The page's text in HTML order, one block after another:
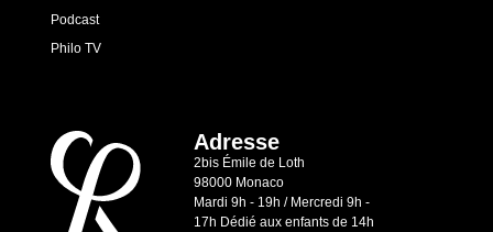
Podcast
Philo TV
Adresse
2bis Émile de Loth
98000 Monaco
Mardi 9h - 19h / Mercredi 9h -
17h Dédié aux enfants de 14h